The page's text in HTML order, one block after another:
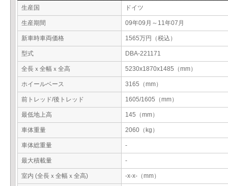
生産国 ドイツ
生産期間 09年09月～11年07月
新車時車両価格 1565万円（税込）
型式 DBA-221171
全長ｘ全幅ｘ全高 5230x1870x1485（mm）
ホイールベース 3165（mm）
前トレッド/後トレッド 1605/1605（mm）
最低地上高 145（mm）
車体重量 2060（kg）
車体総重量 -
最大積載量 -
室内 (全長ｘ全幅ｘ全高) -x-x-（mm）